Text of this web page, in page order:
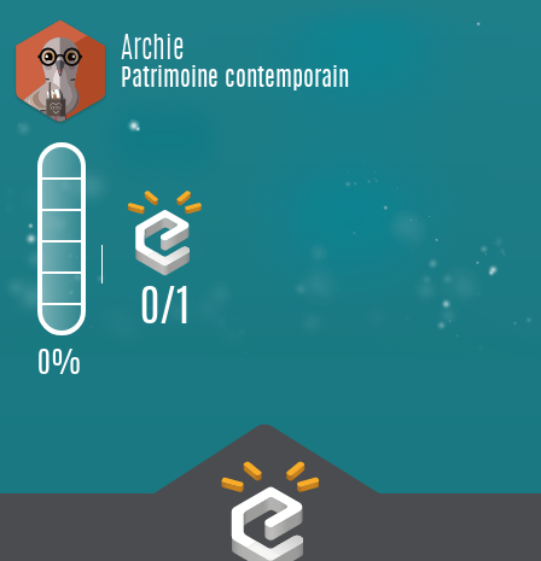
Archie
Patrimoine contemporain
0%
0/1